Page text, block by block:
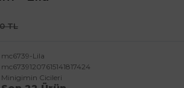
TL
mc6739-Lila
mc67391207615141817424
Minigimin Cicileri